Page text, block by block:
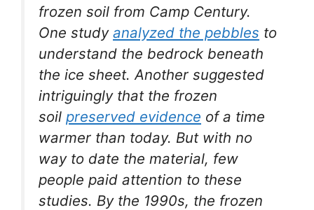
frozen soil from Camp Century.
One study analyzed the pebbles to
understand the bedrock beneath
the ice sheet. Another suggested
intriguingly that the frozen
soil preserved evidence of a time
warmer than today. But with no
way to date the material, few
people paid attention to these
studies. By the 1990s, the frozen